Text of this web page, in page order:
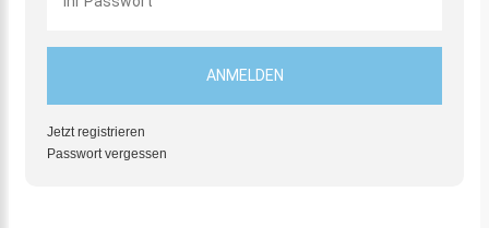
Jetzt registrieren
Passwort vergessen